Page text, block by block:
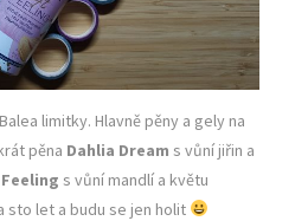
limitky. Hlavně pěny a gely na
pěna Dahlia Dream s vůní jiřin a
s vůní mandlí a květu
sto let a budu se jen holit